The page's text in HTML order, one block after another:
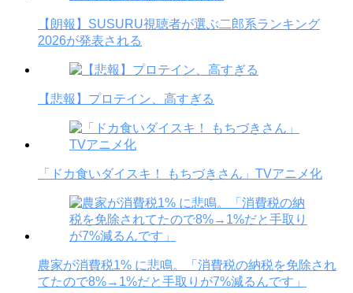
【朗報】SUSURU視聴者が選ぶ二郎系ランキング
2026が発表される
【悲報】プロテイン、高すぎる
「ドカ食いダイスキ！ もちづきさん」TVアニメ化
農家が消費税1% に悲鳴。「消費税の納税を免除され
てたので8%→1%だと手取りが7%減るんです」